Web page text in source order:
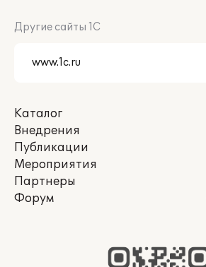
Другие сайты 1С
Каталог
Внедрения
Публикации
Мероприятия
Партнеры
Форум